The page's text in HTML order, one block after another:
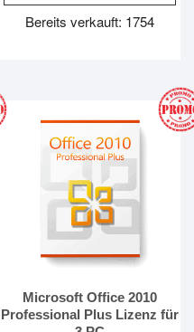
99.99€9.99€.
Bereits verkauft: 1754
Microsoft Office 2010
Professional Plus Lizenz für